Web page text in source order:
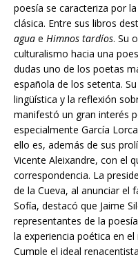
poesía se caracteriza por
clásica. Entre sus libros
agua e Himnos tardíos. Su
culturalismo hacia una
dudas uno de los poetas
española de los setenta.
lingüística y la reflexión
manifestó un gran interés
especialmente García
ello es, además de sus
Vicente Aleixandre, con el
correspondencia. La
de la Cueva, al anunciar el
Sofía, destacó que Jaime
representantes de la
la experiencia poética en
Cumple el ideal